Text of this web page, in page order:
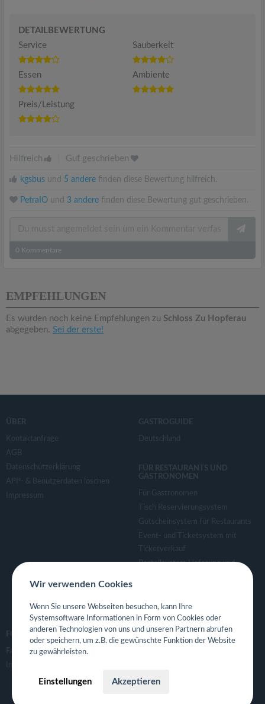
DETAILBEWERTUNG
Service
Sauberkeit
Essen Ambiente
Preis/Leistung
Hilfreich Gut geschrieben
kgsbus und 5 andere finden diese Bewertung hilfreich.
PetraIO und 3 andere finden diese Bewertung gut geschrieben.
0 Kommentare
EMPFEHLUNGEN
Es wurden noch keine Empfehlungen zu Schloss Zu Hopferau
abgegeben. Sei der erste!
ÜBER
Kontaktanfrage
AGB
Datenschutzerklärung
APP- & Benutzerdaten löschen
Impressum
GASTROGUIDE
Deutschland
FÜR RESTAURANTS UND
GASTRONOMEN
Für Gastronomen
Tisch Reservierungsystem
Gutscheinsystem für Restaurants
Event- und Ticketsystem mit
Ticketverkauf
Bestellsystem Lieferung und
Eigene App für Restaurant
FOLGE UNS
Facebook
Instagram
Wir verwenden Cookies
Wenn Sie unsere Webseiten besuchen, kann Ihre
Systemsoftware Informationen in Form von Cookies oder
anderen Technologien von uns und unseren Partnern abrufen
oder speichern, um z.B. die gewünschte Funktion der Website
zu gewährleisten.
Einstellungen Akzeptieren